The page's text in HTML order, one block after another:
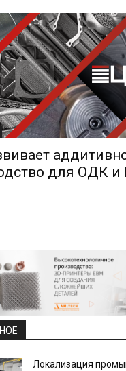
для ОДК и
Локализация